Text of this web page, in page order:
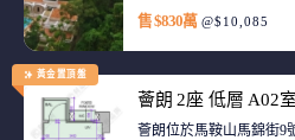
售 $830萬 @$10,085
黃金置頂盤
薈朗 2座 低層 A02室
薈朗位於馬鞍山馬錦街9